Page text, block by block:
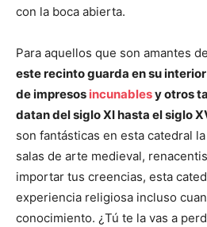
con la boca abierta.
Para aquellos que son amantes
este recinto guarda en su
de impresos incunablesy otros
datan del siglo XI hasta el siglo
son fantásticas en esta catedral
salas de arte medieval,
importar tus creencias, esta
experiencia religiosa incluso
conocimiento. ¿Tú te la vas a